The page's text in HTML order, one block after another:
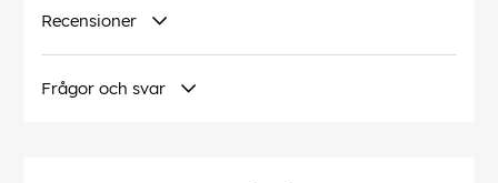
Recensioner
Frågor och svar